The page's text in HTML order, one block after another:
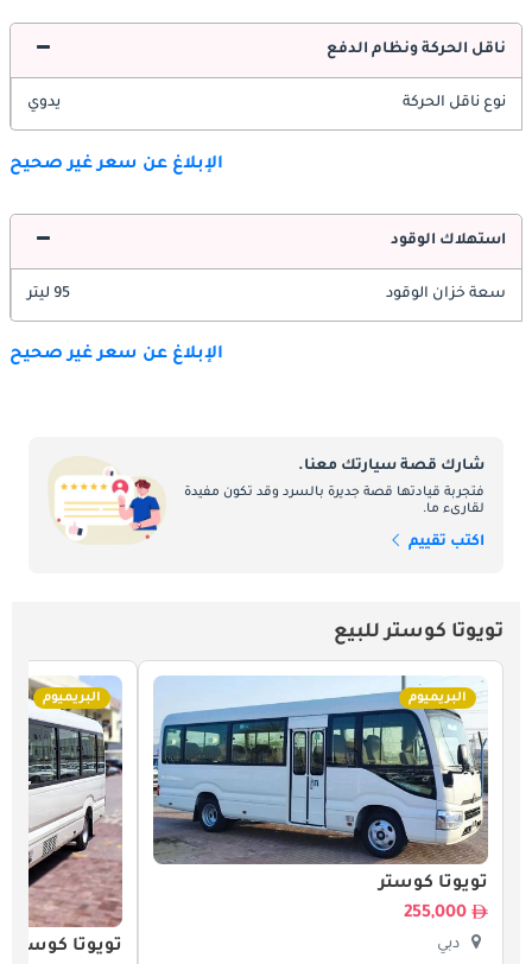
ناقل الحركة ونظام الدفع
نوع ناقل الحركة يدوي
الإبلاغ عن سعر غير صحيح
استهلاك الوقود
سعة خزان الوقود 95 ليتر
الإبلاغ عن سعر غير صحيح
شارك قصة سيارتك معنا.
فتجربة قيادتها قصة جديرة بالسرد وقد تكون مفيدة
لقارىء ما.
اكتب تقييم
تويوتا كوستر للبيع
البريميوم
تويوتا كوستر
255,000
دبي
البريميوم
تويوتا كوستر